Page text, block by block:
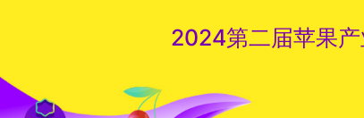
2024第二届苹果